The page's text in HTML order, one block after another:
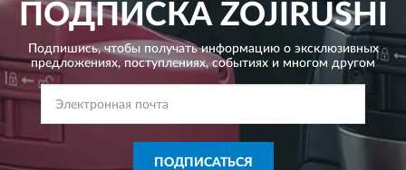
ПОДПИСКАZOJIRUSHI
Подпишись, чтобы получать информацию о эксклюзивных
предложениях, поступлениях, событиях и многом другом
ПОДПИСАТЬСЯ